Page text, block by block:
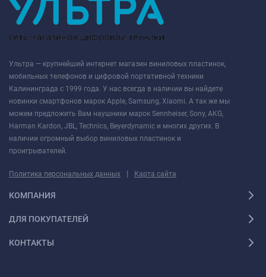
Ультра — крупнейший интернет магазин виниловых пластинок,
мобильных телефонов и цифровой портативной техники
Калининграда с 1999 года. У нас всегда в наличии вы найдете
новинки смартфонов марок Apple, Samsung, Xiaomi. А так же мы
можем предложить Вам наушники марок Sennheiser, Sony, AKG,
Harman Kardon, JBL, Technics, Beyerdynamic и многих других. В
наличии огромный выбор виниловых пластинок и
проигрывателей.
Политика персональных данных | Карта сайта
КОМПАНИЯ
ДЛЯ ПОКУПАТЕЛЕЙ
КОНТАКТЫ